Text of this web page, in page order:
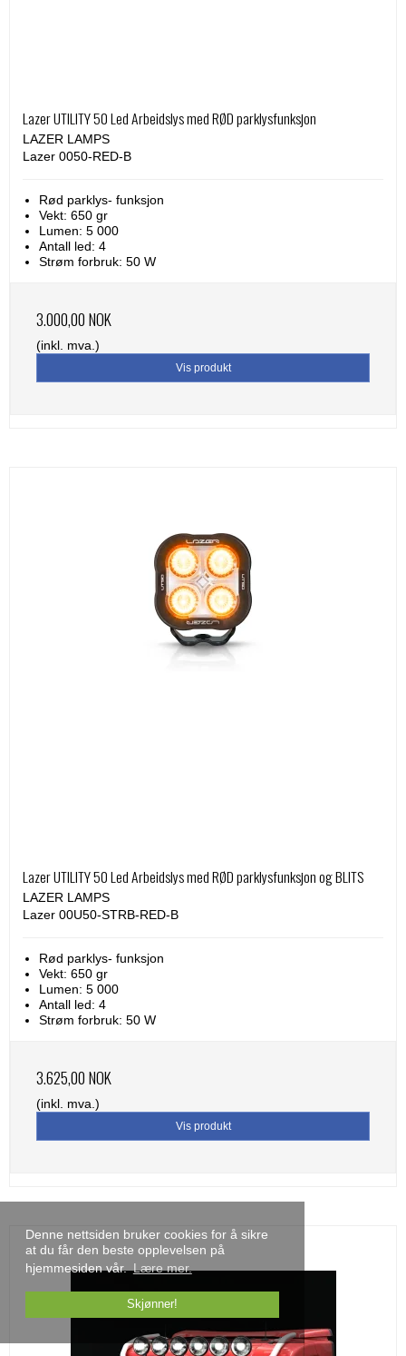
Denne nettsiden bruker cookies for å sikre
at du får den beste opplevelsen på
hjemmesiden vår.Lære mer.
Skjønner!
Lazer UTILITY 50 Led Arbeidslys med RØD parklysfunksjon
LAZER LAMPS
Lazer 0050-RED-B
Rød parklys- funksjon
Vekt: 650 gr
Lumen: 5 000
Antall led: 4
Strøm forbruk: 50 W
3.000,00 NOK
(inkl. mva.)
Vis produkt
Lazer UTILITY 50 Led Arbeidslys med RØD parklysfunksjon og BLITS
LAZER LAMPS
Lazer 00U50-STRB-RED-B
Rød parklys- funksjon
Vekt: 650 gr
Lumen: 5 000
Antall led: 4
Strøm forbruk: 50 W
3.625,00 NOK
(inkl. mva.)
Vis produkt